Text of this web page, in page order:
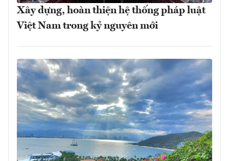
Xây dựng, hoàn thiện hệ thống pháp luật
Việt Nam trong kỷ nguyên mới